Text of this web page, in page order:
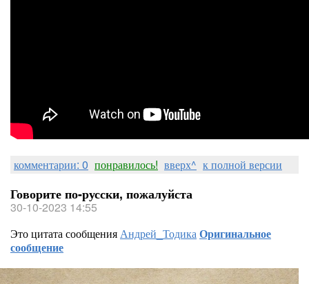
комментарии: 0 понравилось! вверх^ к полной версии
Говорите по-русски, пожалуйста
30-10-2023 14:55
Это цитата сообщенияАндрей_ТодикаОригинальное
сообщение